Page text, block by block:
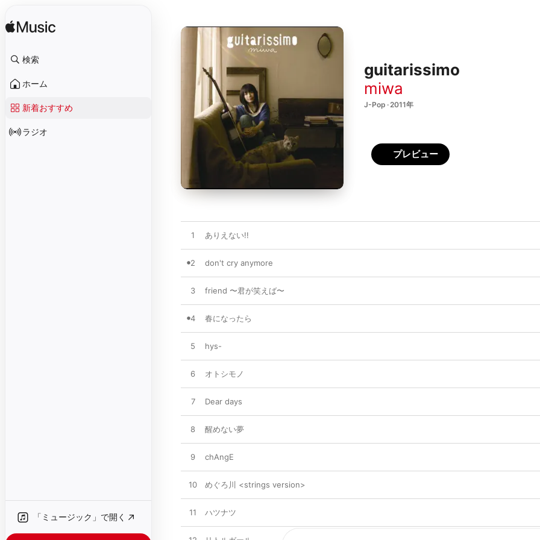
検索
ホーム
新着おすすめ
ラジオ
「ミュージック」で開く
guitarissimo
miwa
J-Pop · 2011年
プレビュー
1 ありえない!!
2 don't cry anymore
3 friend 〜君が笑えば〜
4 春になったら
5 hys-
6 オトシモノ
7 Dear days
8 醒めない夢
9 chAngE
10 めぐろ川 <strings version>
11 ハツナツ